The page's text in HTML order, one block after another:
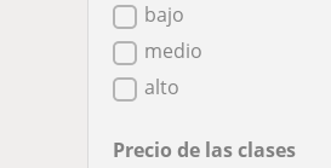
bajo
medio
alto
Precio de las clases